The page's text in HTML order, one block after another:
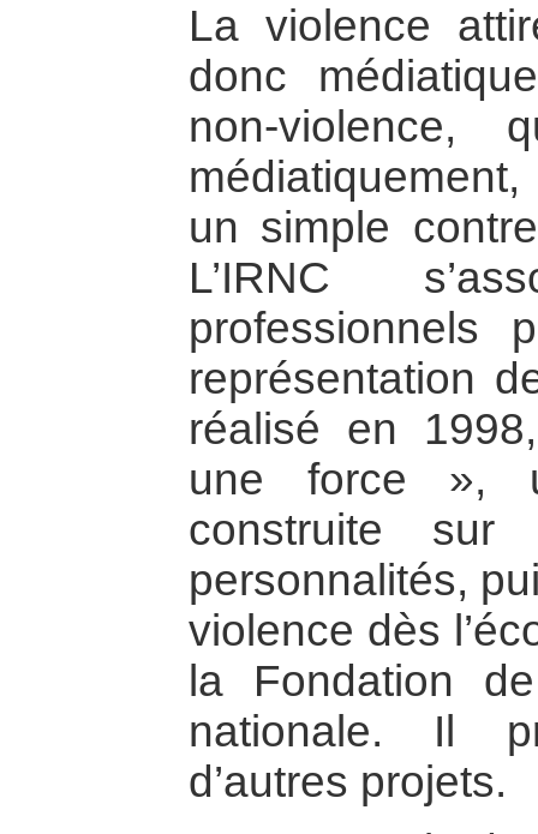
La violence
donc
non-violence,
un simple
L’IRNC
professionnels
représentation
réalisé en
une force »,
construite
personnalités,
violence dès
la Fondation
nationale. Il
d’autres projets.